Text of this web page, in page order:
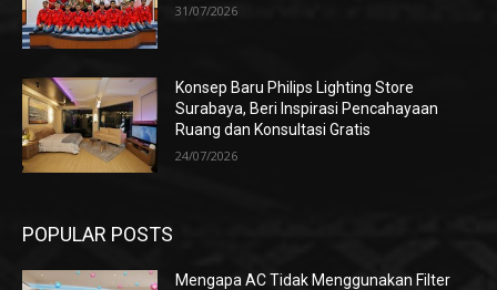
31/07/2026
Konsep Baru Philips Lighting Store
Surabaya, Beri Inspirasi Pencahayaan
Ruang dan Konsultasi Gratis
24/07/2026
POPULAR POSTS
Mengapa AC Tidak Menggunakan Filter